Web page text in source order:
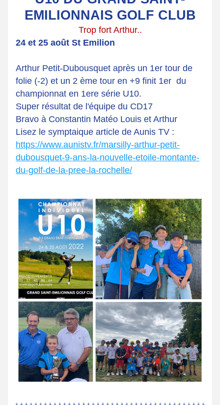
EMILIONNAIS GOLF CLUB
Trop fort Arthur..
24 et 25 août St Emilion
Arthur Petit-Dubousquet après un 1er tour de
folie (-2) et un 2 ème tour en +9 finit 1er  du
championnat en 1ere série U10.
Super résultat de l'équipe du CD17
Bravo à Constantin Matéo Louis et Arthur
Lisez le symptaique article de Aunis TV :
https://www.aunistv.fr/marsilly-arthur-petit-
dubousquet-9-ans-la-nouvelle-etoile-montante-
du-golf-de-la-pree-la-rochelle/